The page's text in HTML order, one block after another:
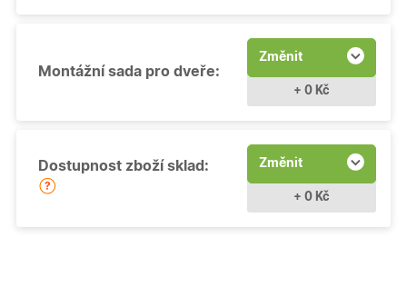
Montážní sada pro dveře:
Změnit
+ 0 Kč
Dostupnost zboží sklad: Změnit
+ 0 Kč